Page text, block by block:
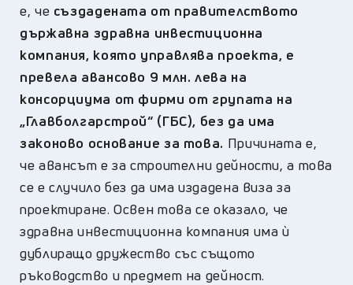
е, че създадената от правителството
държавна здравна инвестиционна
компания, която управлява проекта, е
превела авансово 9 млн. лева на
консорциума от фирми от групата на
„Главболгарстрой“ (ГБС), без да има
законово основание за това. Причината е,
че авансът е за строителни дейности, а това
се е случило без да има издадена виза за
проектиране. Освен това се оказало, че
здравна инвестиционна компания има ѝ
дублиращо дружество със същото
ръководство и предмет на дейност.